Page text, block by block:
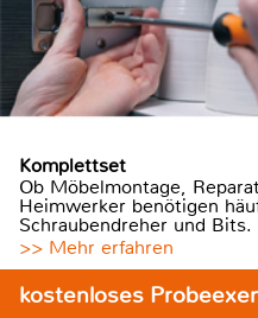
Komplettset
Ob Möbelmontage,
Heimwerker benötigen
Schraubendreher und Bits.
>> Mehr erfahren
kostenloses